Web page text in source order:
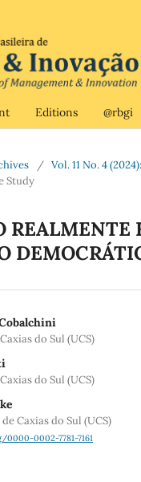
Editions @rbgi
/ Vol. 11 No. 4
Study
REALMENTE
do Sul (UCS)
do Sul (UCS)
Caxias do Sul (UCS)
0002-7781-7161